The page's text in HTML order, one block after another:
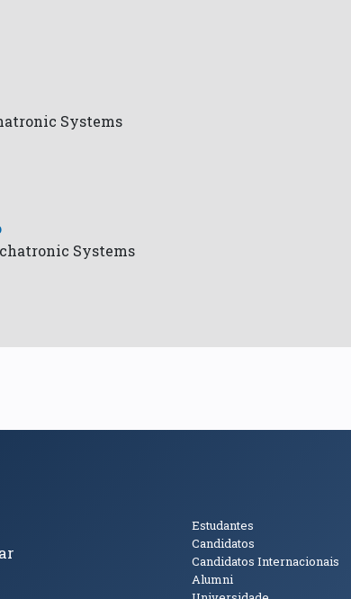
Systems
Systems
Principais Públicos
Estudantes
Candidatos
Candidatos Internacionais
Alumni